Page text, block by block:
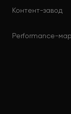
Контент-завод
Performance-